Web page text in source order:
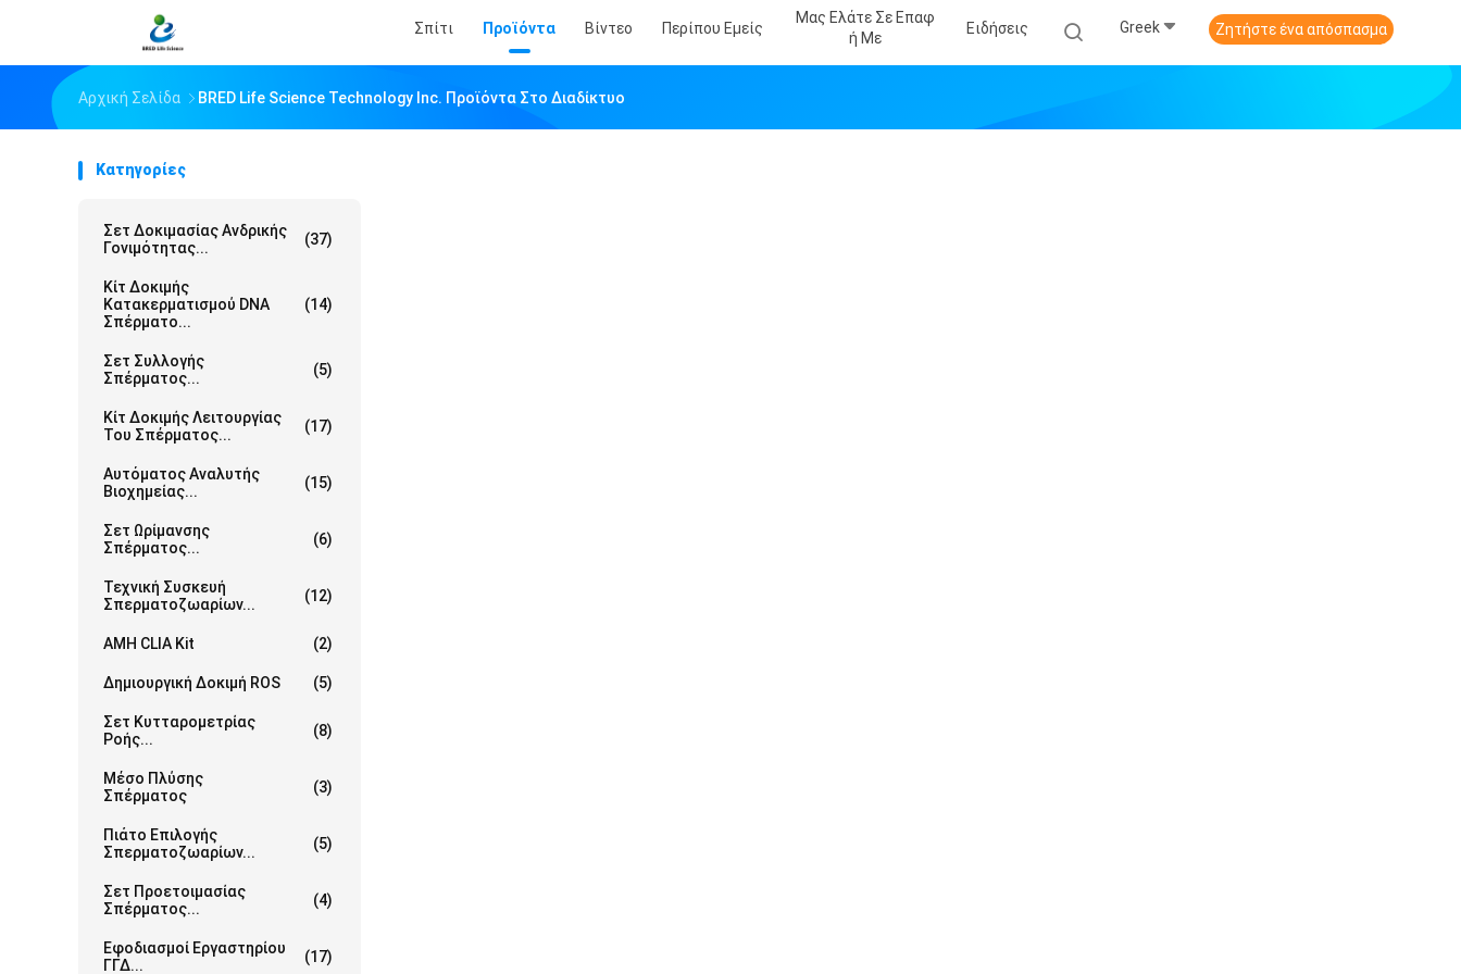
Σπίτι Προϊόντα Βίντεο Περίπου Εμείς
Μας Ελάτε Σε Επαφ
Ή Με
Ειδήσεις Greek Ζητήστε ένα απόσπασμα
Αρχική Σελίδα BRED Life Science Technology Inc. Προϊόντα Στο Διαδίκτυο
Κατηγορίες
Σετ Δοκιμασίας Ανδρικής
Γονιμότητας...
(37)
Κίτ Δοκιμής
Κατακερματισμού DNA
Σπέρματο...
(14)
Σετ Συλλογής
Σπέρματος...
(5)
Κίτ Δοκιμής Λειτουργίας
Του Σπέρματος...
(17)
Αυτόματος Αναλυτής
Βιοχημείας...
(15)
Σετ Ωρίμανσης
Σπέρματος...
(6)
Τεχνική Συσκευή
Σπερματοζωαρίων...
(12)
AMH CLIA Kit (2)
Δημιουργική Δοκιμή ROS (5)
Σετ Κυτταρομετρίας
Ροής...
(8)
Μέσο Πλύσης
Σπέρματος
(3)
Πιάτο Επιλογής
Σπερματοζωαρίων...
(5)
Σετ Προετοιμασίας
Σπέρματος...
(4)
Εφοδιασμοί Εργαστηρίου
ΓΓΔ...
(17)